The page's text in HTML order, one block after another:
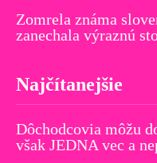
Zomrela známa
zanechala výraznú
Najčítanejšie
Dôchodcovia môžu
však JEDNA vec a